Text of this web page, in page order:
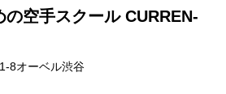
空手スクール CURREN-
8オーベル渋谷